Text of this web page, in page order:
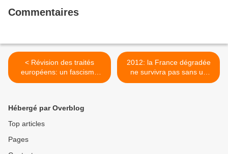
Commentaires
< Révision des traités
européens: un fascisme
voué à l'échec
2012: la France dégradée
ne survivra pas sans un
Saint Just ou De Gaulle! >
Hébergé par Overblog
Top articles
Pages